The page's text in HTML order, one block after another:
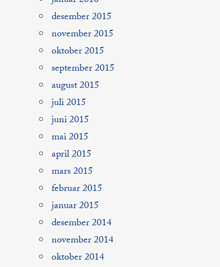
desember 2015
november 2015
oktober 2015
september 2015
august 2015
juli 2015
juni 2015
mai 2015
april 2015
mars 2015
februar 2015
januar 2015
desember 2014
november 2014
oktober 2014